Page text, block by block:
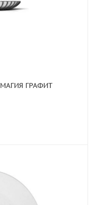
МАГИЯ ГРАФИТ